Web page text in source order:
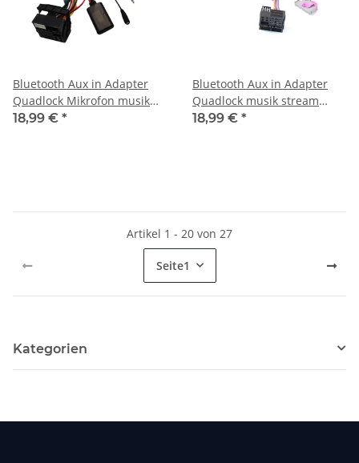
Bluetooth Aux in Adapter
Quadlock Mikrofon musik
stream passend für vw
18,99 € *
Bluetooth Aux in Adapter
Quadlock musik stream
passend für Audi RNS-E
18,99 € *
Artikel 1 - 20 von 27
Seite1
Kategorien